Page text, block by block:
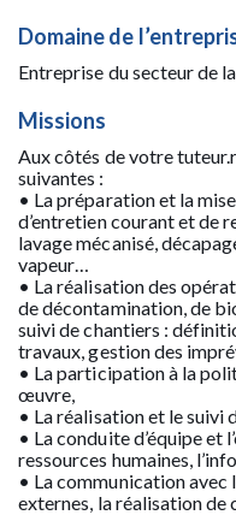
Domaine de
Entreprise du secteur de
Missions
Aux côtés de votre
suivantes :
• La préparation et la
d’entretien courant et de
lavage mécanisé,
vapeur…
• La réalisation des
de décontamination, de
suivi de chantiers :
travaux, gestion des
• La participation à la
œuvre,
• La réalisation et le suivi
• La conduite d’équipe et
ressources humaines,
• La communication
externes, la réalisation de